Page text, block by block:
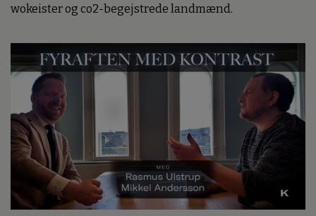
wokeister og co2-begejstrede landmænd.